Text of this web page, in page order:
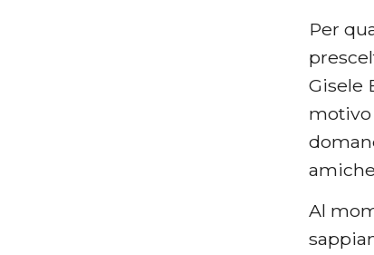
Per
Gisele
motivo
Al